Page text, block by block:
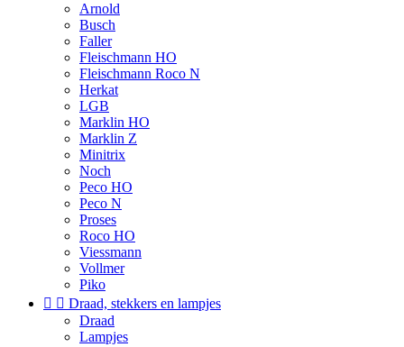
Arnold
Busch
Faller
Fleischmann HO
Fleischmann Roco N
Herkat
LGB
Marklin HO
Marklin Z
Minitrix
Noch
Peco HO
Peco N
Proses
Roco HO
Viessmann
Vollmer
Piko
  Draad, stekkers en lampjes
Draad
Lampjes